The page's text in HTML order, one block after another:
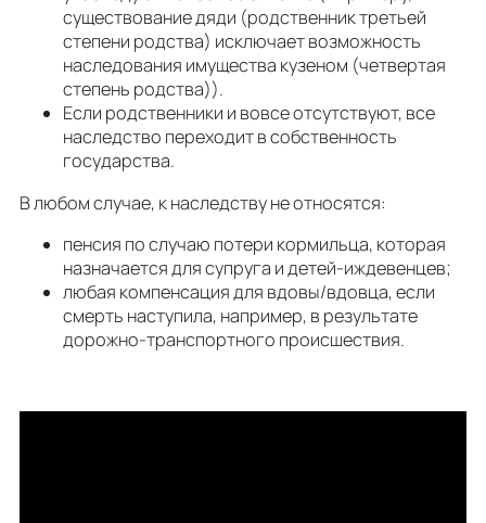
существование дяди (родственник третьей
степени родства) исключает возможность
наследования имущества кузеном (четвертая
степень родства)).
Если родственники и вовсе отсутствуют, все
наследство переходит в собственность
государства.
В любом случае, к наследству не относятся:
пенсия по случаю потери кормильца, которая
назначается для супруга и детей-иждевенцев;
любая компенсация для вдовы/вдовца, если
смерть наступила, например, в результате
дорожно-транспортного происшествия.